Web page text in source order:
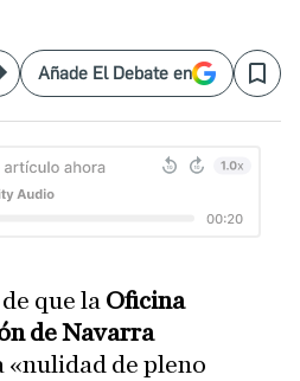
Añade El Debate en Save
que la Oficina
de Navarra
«nulidad de pleno